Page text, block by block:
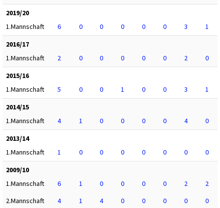
2019/20
1.Mannschaft
6 0 0 0 0 0 3
1
2016/17
1.Mannschaft
2 0 0 0 0 0 2
0
2015/16
1.Mannschaft
5 0 0 1 0 0 3
1
2014/15
1.Mannschaft
4 1 0 0 0 0 4
0
2013/14
1.Mannschaft
1 0 0 0 0 0 0
0
2009/10
1.Mannschaft
6 1 0 0 0 0 2
2
2.Mannschaft
4 1 4 0 0 0 0
0